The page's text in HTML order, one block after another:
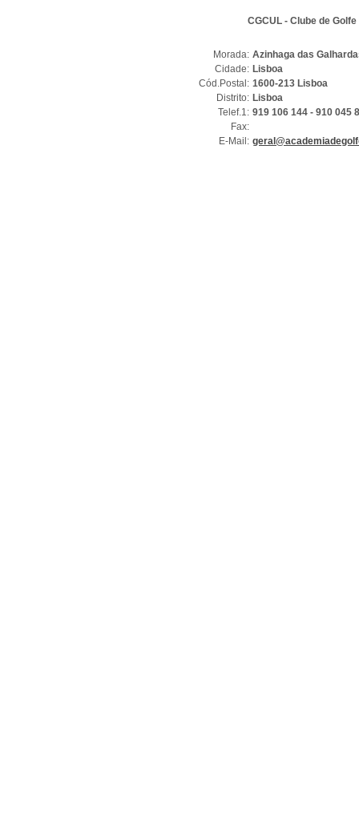
CGCUL - Clube de
Morada: Azinhaga das
Cidade: Lisboa
Cód.Postal: 1600-213 Lisboa
Distrito: Lisboa
Telef.1: 919 106 144 - 910 045
Fax:
E-Mail: